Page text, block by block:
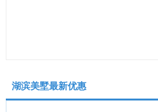
湖滨美墅最新优惠